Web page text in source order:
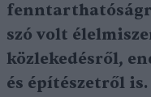
szó volt
közlekedésről,
és építészetről